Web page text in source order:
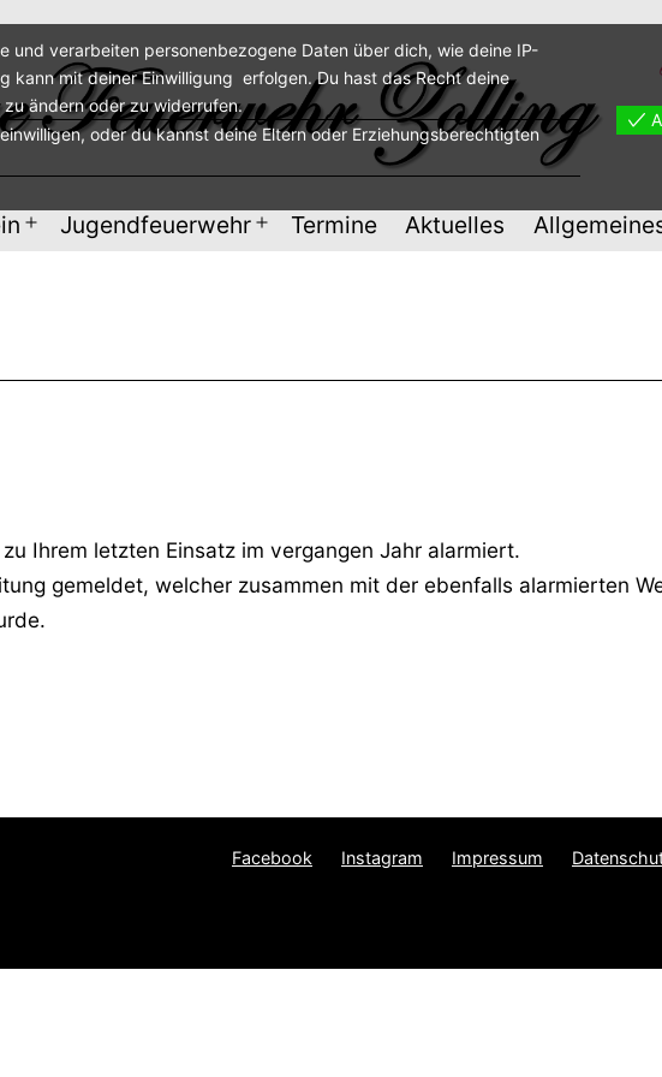
MenüJugendfeuerwehr MenüTermine Aktuelles
Ihrem letzten Einsatz im vergangen Jahr alarmiert.
gemeldet, welcher zusammen mit der ebenfalls alarmierten
Facebook Instagram Impressum
und verarbeiten personenbezogene Daten über dich, wie deine IP-
kann mit deiner Einwilligung erfolgen. Du hast das Recht deine
ändern oder zu widerrufen.
oder du kannst deine Eltern oder Erziehungsberechtigten